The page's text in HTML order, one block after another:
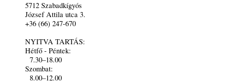
5712 Szabadkígyós
József Attila utca 3.
+36 (66) 247-670
NYITVA TARTÁS:
Hétfő - Péntek:
7.30–18.00
Szombat:
8.00–12.00